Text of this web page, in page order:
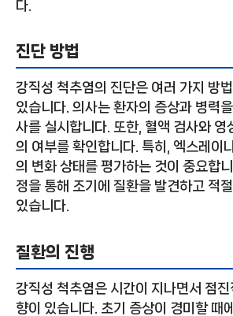
다.
진단 방법
강직성 척추염의 진단은 여러 가지 방
있습니다. 의사는 환자의 증상과 병력
사를 실시합니다. 또한, 혈액 검사와 영
의 여부를 확인합니다. 특히, 엑스레이
의 변화 상태를 평가하는 것이 중요합
정을 통해 조기에 질환을 발견하고 적
있습니다.
질환의 진행
강직성 척추염은 시간이 지나면서 점
향이 있습니다. 초기 증상이 경미할 때